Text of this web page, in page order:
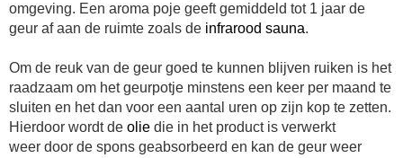
omgeving. Een aroma poje geeft gemiddeld tot 1 jaar de
geur af aan de ruimte zoals de infrarood sauna.
Om de reuk van de geur goed te kunnen blijven ruiken is het
raadzaam om het geurpotje minstens een keer per maand te
sluiten en het dan voor een aantal uren op zijn kop te zetten.
Hierdoor wordt de olie die in het product is verwerkt
weer door de spons geabsorbeerd en kan de geur weer